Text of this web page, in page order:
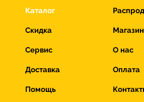
Каталог
Скидка Магазин
Сервис О нас
Доставка Оплата
Помощь